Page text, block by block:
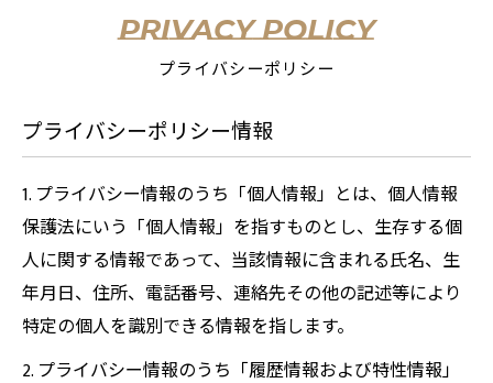
プライバシーポリシー
PRIVACY POLICY
プライバシーポリシー情報
1. プライバシー情報のうち「個人情報」とは、個人情報
保護法にいう「個人情報」を指すものとし、生存する個
人に関する情報であって、当該情報に含まれる氏名、生
年月日、住所、電話番号、連絡先その他の記述等により
特定の個人を識別できる情報を指します。
2. プライバシー情報のうち「履歴情報および特性情報」